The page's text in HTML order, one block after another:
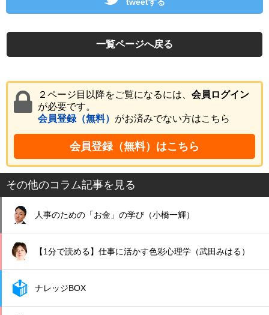
一覧ページへ戻る
２ページ目以降をご覧になるには、 会員ログイン
が必要です。
会員登録（無料） がお済みでない方はこちら
会員登録（無料）はこちら
その他のコラム記事を見る
人事のための「お金」の学び（小橋一輝）
【1分で読める】仕事に活かす色彩心理学（武田みはる）
ナレッジBOX